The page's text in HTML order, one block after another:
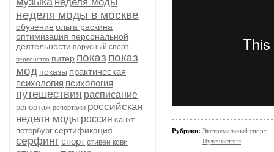
неделя моды в москве
обучение ольга раскина
оптимизация персональной
деятельности парусный спорт
первенство питер показ показ
мод показы практическая
психология психология
путешествия расписание
репортаж репортажи российская
неделя моды россия санкт-
петербург сертификация
серфинг спорт стивен кови
Рубрики: Экстремальный спорт
Путешествия